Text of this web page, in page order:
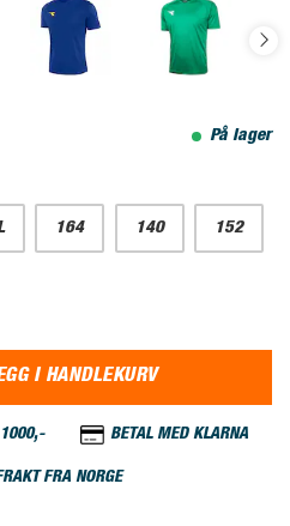
På lager
164 140 152
I HANDLEKURV
1000,- BETAL MED KLARNA
FRA NORGE